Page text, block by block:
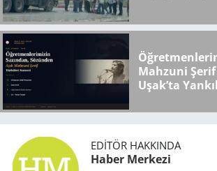
Mahzuni
Uşak’ta
EDITÖR HAKKINDA
Haber Merkezi